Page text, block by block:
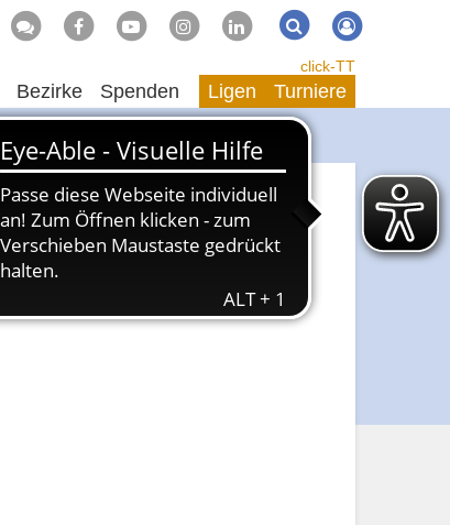
Suche Suchen
Bezirke Spenden
click-TT
Ligen Turniere